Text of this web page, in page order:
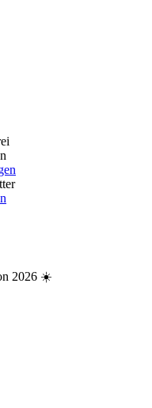
2026 ☀️